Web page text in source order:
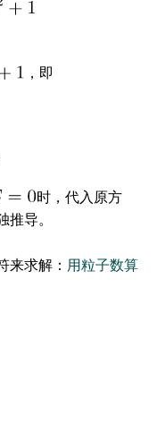
，即
时，代入原方
推导。
来求解： 用粒子数算